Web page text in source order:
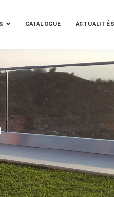
CATALOGUE ACTUALITÉS